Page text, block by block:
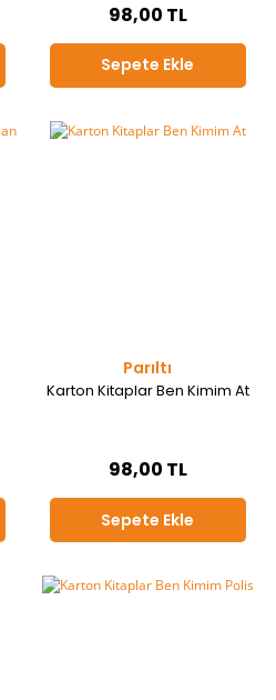
98,00 TL
Sepete Ekle
Parıltı
Karton Kitaplar Ben Kimim At
98,00 TL
Sepete Ekle